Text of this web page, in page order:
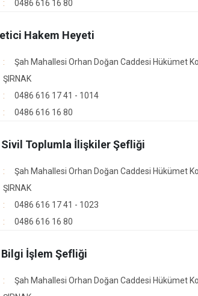
0486 616 16 80
Hakem Heyeti
Şah Mahallesi Orhan Doğan Caddesi Hükümet
ŞIRNAK
0486 616 17 41 - 1014
0486 616 16 80
Toplumla İlişkiler Şefliği
Şah Mahallesi Orhan Doğan Caddesi Hükümet
ŞIRNAK
0486 616 17 41 - 1023
0486 616 16 80
İşlem Şefliği
Şah Mahallesi Orhan Doğan Caddesi Hükümet